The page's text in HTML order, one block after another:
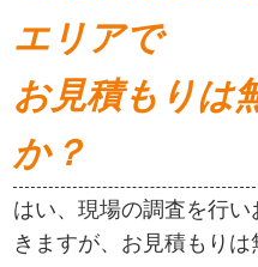
エリアで
お見積もりは
か？
はい、現場の調査を行
きますが、お見積もりは